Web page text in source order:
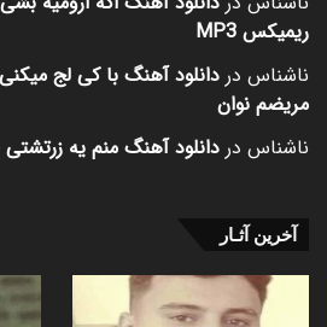
ریمیکس MP3
ناشناس در دانلود آهنگ با کی لج
مریضم نوان
ناشناس در دانلود آهنگ منم یه زرتشتی
آخرین آثـار